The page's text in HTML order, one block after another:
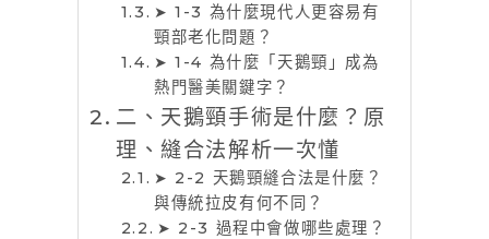
➤ 1-3 為什麼現代人更容易有
頸部老化問題？
➤ 1-4 為什麼「天鵝頸」成為
熱門醫美關鍵字？
二、天鵝頸手術是什麼？原
理、縫合法解析一次懂
➤ 2-2 天鵝頸縫合法是什麼？
與傳統拉皮有何不同？
➤ 2-3 過程中會做哪些處理？